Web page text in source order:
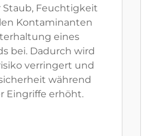
Feuchtigkeit
Kontaminanten
eines
bei. Dadurch wird
verringert und
während
Eingriffe erhöht.